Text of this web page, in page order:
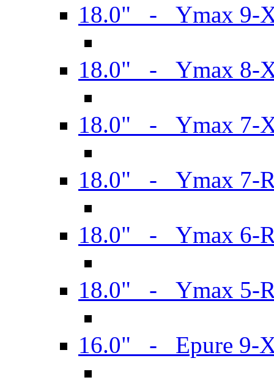
18.0" - Ymax 9-
18.0" - Ymax 8-
18.0" - Ymax 7-
18.0" - Ymax 7-
18.0" - Ymax 6-
18.0" - Ymax 5-
16.0" - Epure 9-